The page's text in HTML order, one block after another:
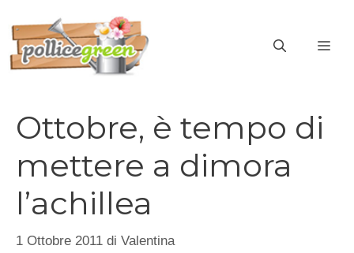
contenuto
Ottobre, è tempo di
mettere a dimora
l’achillea
1 Ottobre 2011 di Valentina